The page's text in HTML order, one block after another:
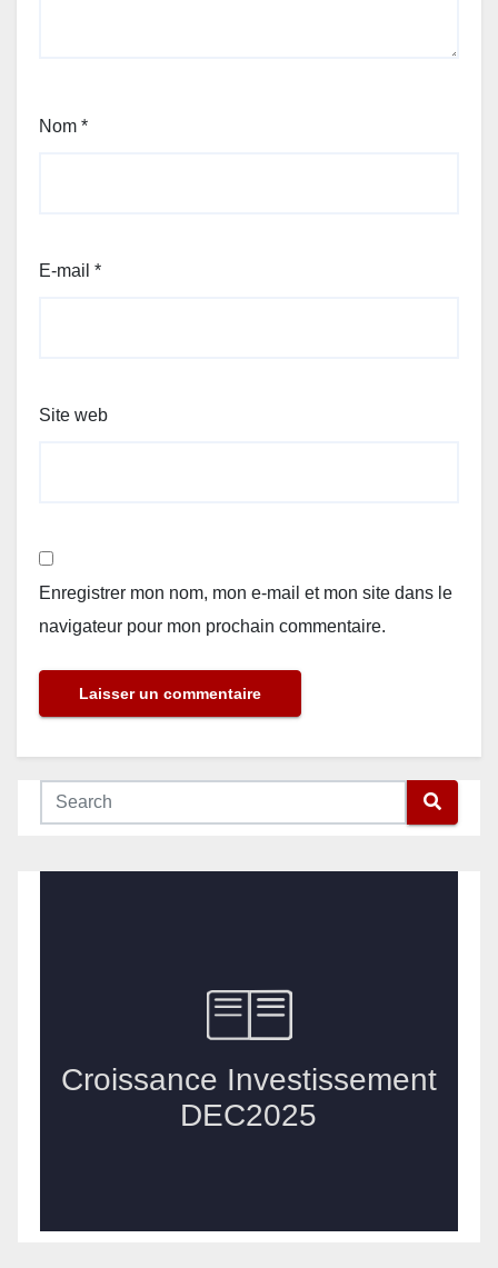
Nom *
E-mail *
Site web
Enregistrer mon nom, mon e-mail et mon site dans le
navigateur pour mon prochain commentaire.